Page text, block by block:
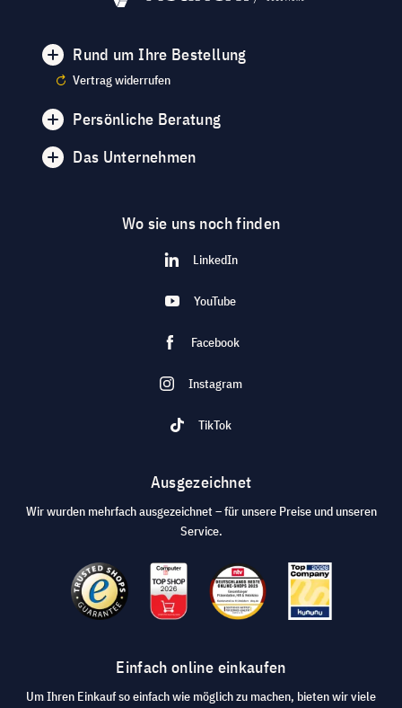
Rund um Ihre Bestellung
Vertrag widerrufen
Persönliche Beratung
Das Unternehmen
Wo sie uns noch finden
LinkedIn
YouTube
Facebook
Instagram
TikTok
Ausgezeichnet
Wir wurden mehrfach ausgezeichnet – für unsere Preise und unseren
Service.
Einfach online einkaufen
Um Ihren Einkauf so einfach wie möglich zu machen, bieten wir viele